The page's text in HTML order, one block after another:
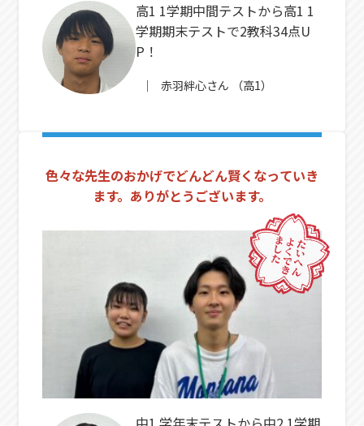
高1 1学期中間テストから高1 1
学期期末テストで2教科34点U
P！
赤羽絆心さん （高1）
色々な先生のおかげでどんどん賢くなっていき
ます。ありがとうございます。